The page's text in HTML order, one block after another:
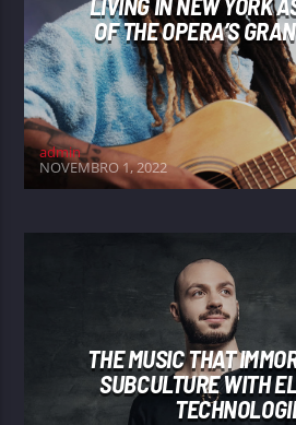
LIVING IN NEW YORK
OF THE OPERA’S
admin
NOVEMBRO 1, 2022
THE MUSIC THAT
SUBCULTURE WITH